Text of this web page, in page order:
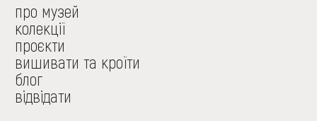
про музей
колекції
проєкти
вишивати та кроїти
блог
відвідати